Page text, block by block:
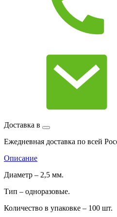
Доставка в
Ежедневная доставка по всей
Описание
Диаметр – 2,5 мм.
Тип – одноразовые.
Количество в упаковке – 100 шт.